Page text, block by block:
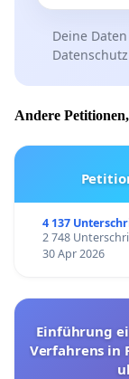
Deine
Andere
4 137
2 748
30 Apr 2026
Einführung
Verfahrens in